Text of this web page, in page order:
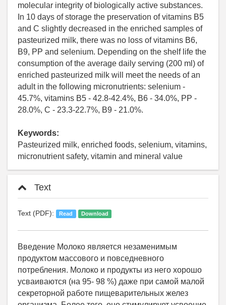
molecular integrity of biologically active substances.
In 10 days of storage the preservation of vitamins B5
and C slightly decreased in the enriched samples of
pasteurized milk, there was no loss of vitamins B6,
B9, PP and selenium. Depending on the shelf life the
consumption of the average daily serving (200 ml) of
enriched pasteurized milk will meet the needs of an
adult in the following micronutrients: selenium -
45.7%, vitamins B5 - 42.8-42.4%, B6 - 34.0%, PP -
28.0%, C - 23.3-22.7%, B9 - 21.0%.
Keywords:
Pasteurized milk, enriched foods, selenium, vitamins,
micronutrient safety, vitamin and mineral value
Text
Text (PDF): Read Download
Введение Молоко является незаменимым
продуктом массового и повседневного
потребления. Молоко и продукты из него хорошо
усваиваются (на 95- 98 %) даже при самой малой
секреторной работе пищеварительных желез